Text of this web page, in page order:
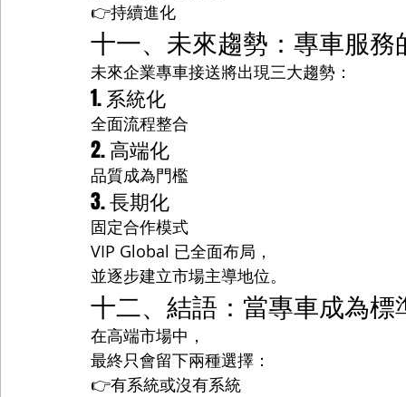
👉持續進化
十一、未來趨勢：專車服務
未來企業專車接送將出現三大趨勢：
1. 系統化
全面流程整合
2. 高端化
品質成為門檻
3. 長期化
固定合作模式
VIP Global 已全面布局，
並逐步建立市場主導地位。
十二、結語：當專車成為標
在高端市場中，
最終只會留下兩種選擇：
👉有系統或沒有系統